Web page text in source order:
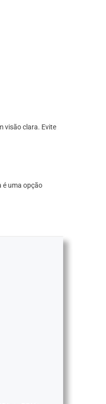
visão clara. Evite
é uma opção